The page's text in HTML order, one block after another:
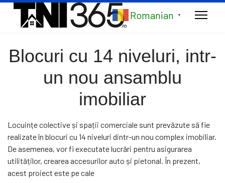
Romanian ▼
Blocuri cu 14 niveluri, intr-
un nou ansamblu
imobiliar
Locuințe colective și spații comerciale sunt prevăzute să fie
realizate în blocuri cu 14 niveluri dintr-un nou complex imobiliar.
De asemenea, vor fi executate lucrări pentru asigurarea
utilităților, crearea accesurilor auto și pietonal. În prezent,
acest proiect este pe cale